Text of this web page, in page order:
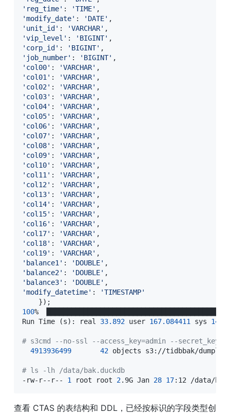
'reg_time' : 'TIME'
'modify_date' : 'DATE'
'unit_id' : 'VARCHAR'
'vip_level' : 'BIGINT'
'corp_id' : 'BIGINT'
'job_number' : 'BIGINT'
'col00' : 'VARCHAR'
'col01' : 'VARCHAR'
'col02' : 'VARCHAR'
'col03' : 'VARCHAR'
'col04' : 'VARCHAR'
'col05' : 'VARCHAR'
'col06' : 'VARCHAR'
'col07' : 'VARCHAR'
'col08' : 'VARCHAR'
'col09' : 'VARCHAR'
'col10' : 'VARCHAR'
'col11' : 'VARCHAR'
'col12' : 'VARCHAR'
'col13' : 'VARCHAR'
'col14' : 'VARCHAR'
'col15' : 'VARCHAR'
'col16' : 'VARCHAR'
'col17' : 'VARCHAR'
'col18' : 'VARCHAR'
'col19' : 'VARCHAR'
'balance1' : 'DOUBLE'
'balance2' : 'DOUBLE'
'balance3' : 'DOUBLE'
'modify_datetime' :
'TIMESTAMP'
}) ;
100%
Run Time
(s) : real 33.892 user 167.084411 sys
# s3cmd --no-ssl --access_key=admin --
4913936499
42 objects s3://tidbbak/dumpling/
# ls -lh /data/bak.duckdb
-rw-r--r-- 1 root root 2.9G Jan 28 17:12 /data/
查看 CTAS 的表结构和 DDL，已经按标识的字段类型创